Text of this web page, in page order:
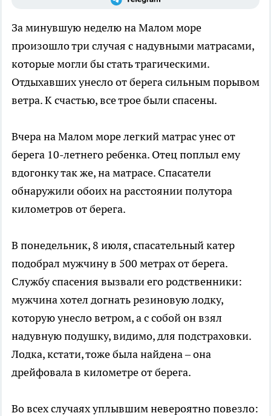
За минувшую неделю на Малом море
произошло три случая с надувными матрасами,
которые могли бы стать трагическими.
Отдыхавших унесло от берега сильным порывом
ветра. К счастью, все трое были спасены.
Вчера на Малом море легкий матрас унес от
берега 10-летнего ребенка. Отец поплыл ему
вдогонку так же, на матрасе. Спасатели
обнаружили обоих на расстоянии полутора
километров от берега.
В понедельник, 8 июля, спасательный катер
подобрал мужчину в 500 метрах от берега.
Службу спасения вызвали его родственники:
мужчина хотел догнать резиновую лодку,
которую унесло ветром, а с собой он взял
надувную подушку, видимо, для подстраховки.
Лодка, кстати, тоже была найдена – она
дрейфовала в километре от берега.
Во всех случаях уплывшим невероятно повезло: